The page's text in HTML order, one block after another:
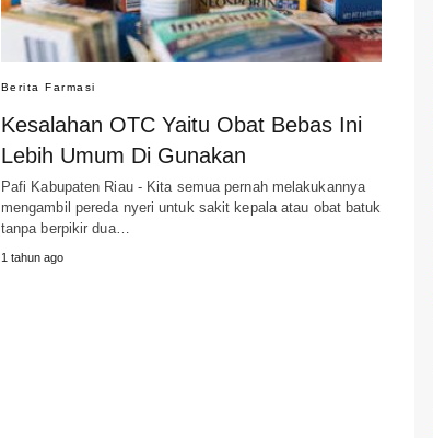
Berita Farmasi
Kesalahan OTC Yaitu Obat Bebas Ini
Lebih Umum Di Gunakan
Pafi Kabupaten Riau - Kita semua pernah melakukannya
mengambil pereda nyeri untuk sakit kepala atau obat batuk
tanpa berpikir dua…
1 tahun ago